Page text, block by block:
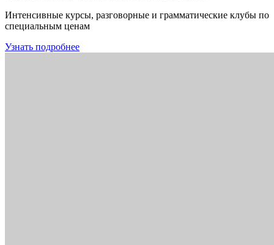
Интенсивные курсы, разговорные и грамматические клубы по
специальным ценам
Узнать подробнее